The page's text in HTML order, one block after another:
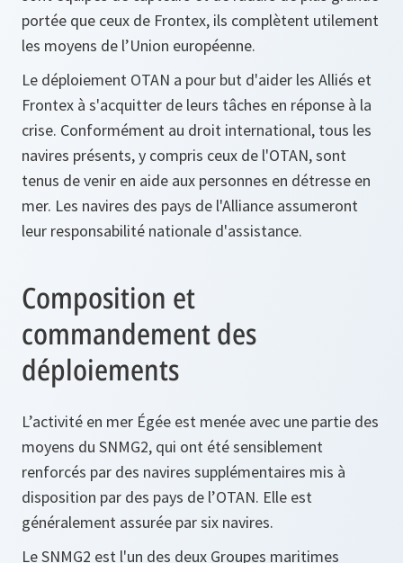
portée que ceux de Frontex, ils complètent utilement
les moyens de l’Union européenne.
Le déploiement OTAN a pour but d'aider les Alliés et
Frontex à s'acquitter de leurs tâches en réponse à la
crise. Conformément au droit international, tous les
navires présents, y compris ceux de l'OTAN, sont
tenus de venir en aide aux personnes en détresse en
mer. Les navires des pays de l'Alliance assumeront
leur responsabilité nationale d'assistance.
Composition et
commandement des
déploiements
L’activité en mer Égée est menée avec une partie des
moyens du SNMG2, qui ont été sensiblement
renforcés par des navires supplémentaires mis à
disposition par des pays de l’OTAN. Elle est
généralement assurée par six navires.
Le SNMG2 est l'un des deux Groupes maritimes